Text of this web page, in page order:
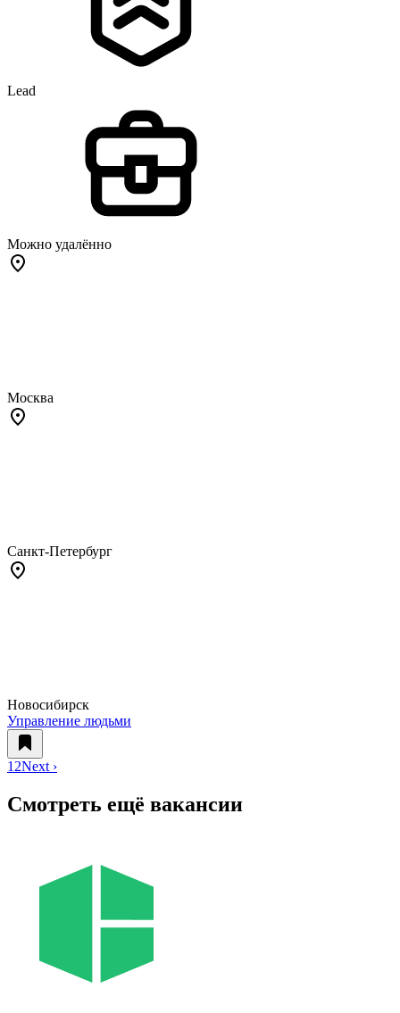
Lead
Можно удалённо
Москва
Санкт-Петербург
Новосибирск
Управление людьми
1 2Next ›
Смотреть ещё вакансии